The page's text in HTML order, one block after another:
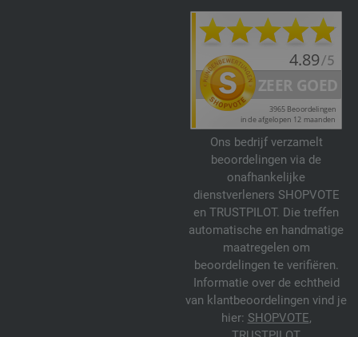
Ons bedrijf verzamelt
beoordelingen via de
onafhankelijke
dienstverleners SHOPVOTE
en TRUSTPILOT. Die treffen
automatische en handmatige
maatregelen om
beoordelingen te verifiëren.
Informatie over de echtheid
van klantbeoordelingen vind je
hier: SHOPVOTE,